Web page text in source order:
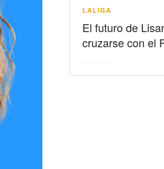
LALIGA
El futuro de
cruzarse con el